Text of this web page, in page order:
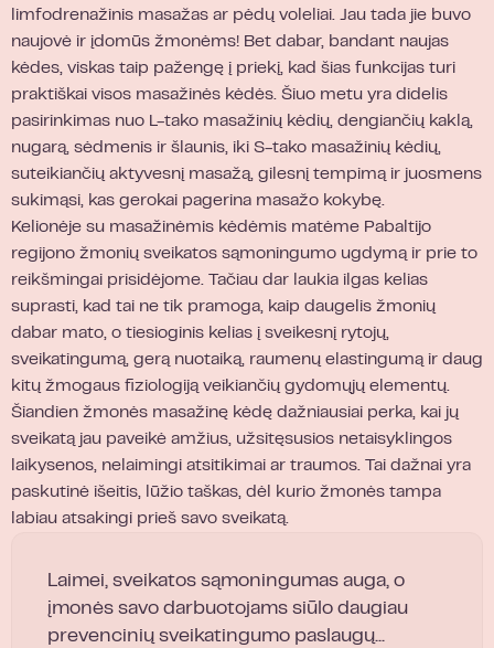
limfodrenažinis masažas ar pėdų voleliai. Jau tada jie buvo
naujovė ir įdomūs žmonėms! Bet dabar, bandant naujas
kėdes, viskas taip pažengę į priekį, kad šias funkcijas turi
praktiškai visos masažinės kėdės. Šiuo metu yra didelis
pasirinkimas nuo L-tako masažinių kėdių, dengiančių kaklą,
nugarą, sėdmenis ir šlaunis, iki S-tako masažinių kėdių,
suteikiančių aktyvesnį masažą, gilesnį tempimą ir juosmens
sukimąsi, kas gerokai pagerina masažo kokybę.
Kelionėje su masažinėmis kėdėmis matėme Pabaltijo
regijono žmonių sveikatos sąmoningumo ugdymą ir prie to
reikšmingai prisidėjome. Tačiau dar laukia ilgas kelias
suprasti, kad tai ne tik pramoga, kaip daugelis žmonių
dabar mato, o tiesioginis kelias į sveikesnį rytojų,
sveikatingumą, gerą nuotaiką, raumenų elastingumą ir daug
kitų žmogaus fiziologiją veikiančių gydomųjų elementų.
Šiandien žmonės masažinę kėdę dažniausiai perka, kai jų
sveikatą jau paveikė amžius, užsitęsusios netaisyklingos
laikysenos, nelaimingi atsitikimai ar traumos. Tai dažnai yra
paskutinė išeitis, lūžio taškas, dėl kurio žmonės tampa
labiau atsakingi prieš savo sveikatą.
Laimei, sveikatos sąmoningumas auga, o
įmonės savo darbuotojams siūlo daugiau
prevencinių sveikatingumo paslaugų...